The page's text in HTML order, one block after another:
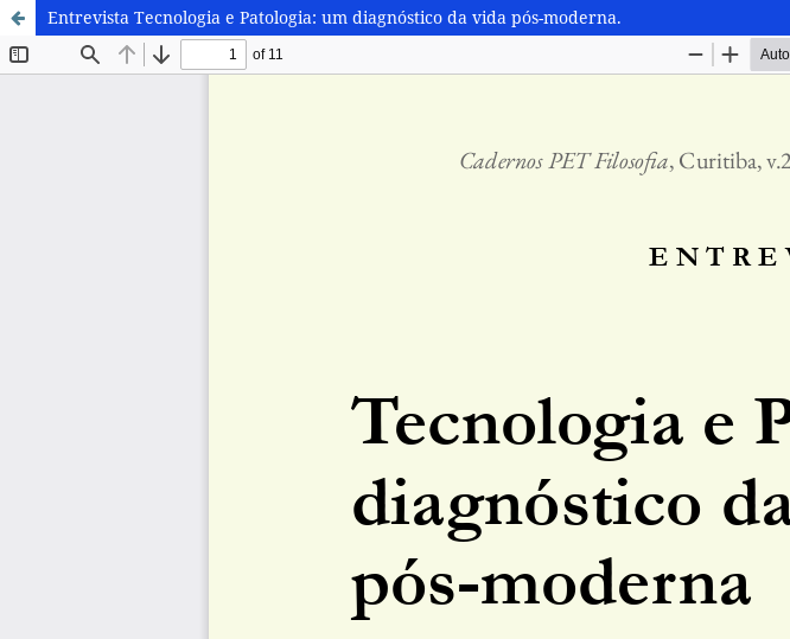
Entrevista Tecnologia e Patologia: um diagnóstico da vida pós-moderna.